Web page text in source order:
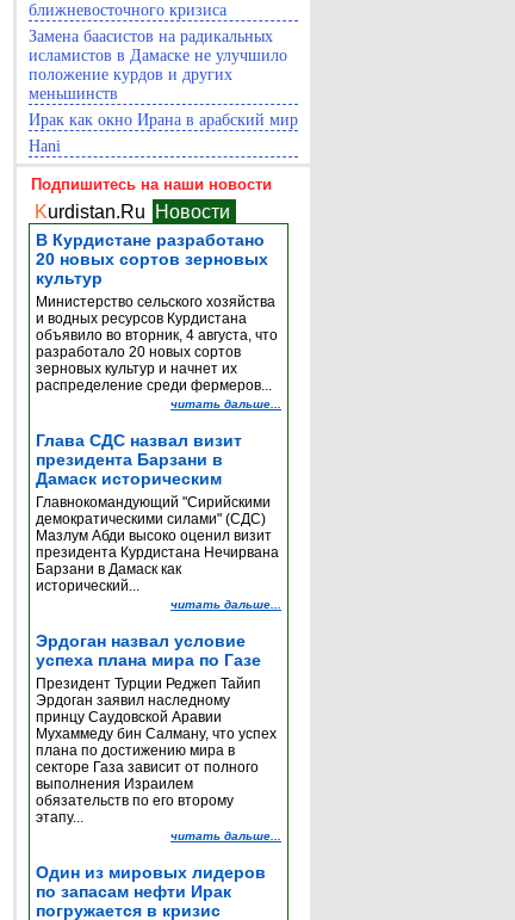
ближневосточного кризиса
Замена баасистов на радикальных
исламистов в Дамаске не улучшило
положение курдов и других
меньшинств
Ирак как окно Ирана в арабский мир
Hani
Подпишитесь на наши новости
Kurdistan.Ru Новости
В Курдистане разработано
20 новых сортов зерновых
культур
Министерство сельского хозяйства
и водных ресурсов Курдистана
объявило во вторник, 4 августа, что
разработало 20 новых сортов
зерновых культур и начнет их
распределение среди фермеров...
читать дальше...
Глава СДС назвал визит
президента Барзани в
Дамаск историческим
Главнокомандующий "Сирийскими
демократическими силами" (СДС)
Мазлум Абди высоко оценил визит
президента Курдистана Нечирвана
Барзани в Дамаск как
исторический...
читать дальше...
Эрдоган назвал условие
успеха плана мира по Газе
Президент Турции Реджеп Тайип
Эрдоган заявил наследному
принцу Саудовской Аравии
Мухаммеду бин Салману, что успех
плана по достижению мира в
секторе Газа зависит от полного
выполнения Израилем
обязательств по его второму
этапу...
читать дальше...
Один из мировых лидеров
по запасам нефти Ирак
погружается в кризис